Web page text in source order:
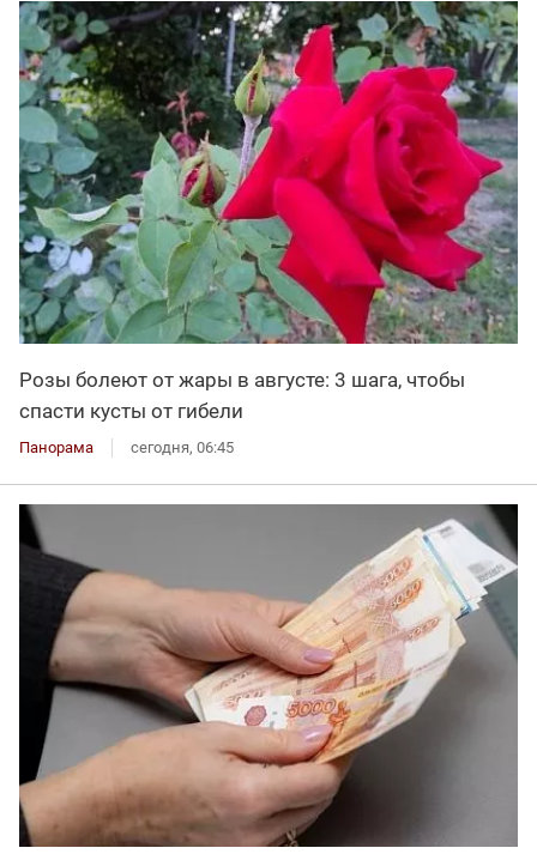
Розы болеют от жары в августе: 3 шага, чтобы
спасти кусты от гибели
Панорама сегодня, 06:45